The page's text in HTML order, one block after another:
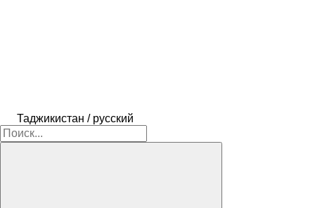
Таджикистан / русский